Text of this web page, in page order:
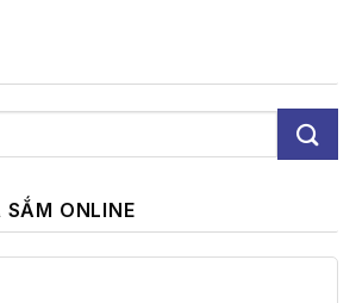
ONLINE